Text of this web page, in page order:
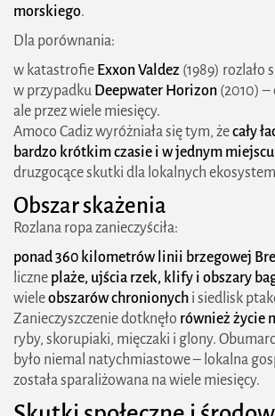
morskiego.
Dla porównania:
w katastrofie Exxon Valdez (1989) rozlało
w przypadku Deepwater Horizon (2010)
ale przez wiele miesięcy.
Amoco Cadiz wyróżniała się tym, żecały
bardzo krótkim czasie i w jednym miejscu
druzgocące skutki dla lokalnych
Obszar skażenia
Rozlana ropa zanieczyściła:
ponad 360 kilometrów linii brzegowej
liczne plaże, ujścia rzek, klify i obszary
wieleobszarów chronionych i siedlisk
Zanieczyszczenie dotknęło również życie
ryby, skorupiaki, mięczaki i glony.
było niemal natychmiastowe – lokalna
została sparaliżowana na wiele miesięcy.